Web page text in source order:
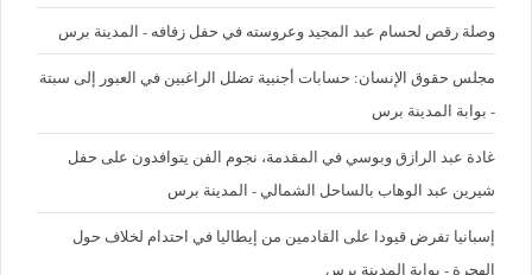
وصلة رقص لحسام عبد المجيد وعروسته في حفل زفافه - المدينة برس
مجلس حقوق الإنسان: حسابات أجنبية تضلل الراغبين في العبور إلى سبتة
- بوابة المدينة برس
غادة عبد الرازق وبوسي في المقدمة، نجوم الفن يتوافدون على حفل
شيرين عبد الوهاب بالساحل الشمالي - المدينة برس
إسبانيا تفرض قيودا على القادمين من إيطاليا في احتدام لخلاف حول
الهجرة - بوابة المدينة برس